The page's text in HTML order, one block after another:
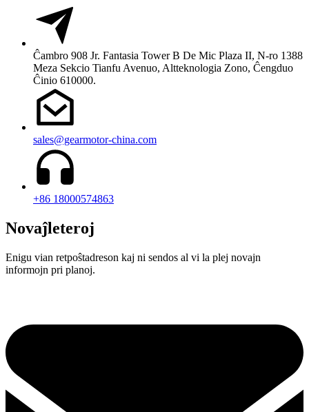
Ĉambro 908 Jr. Fantasia Tower B De Mic Plaza II, N-ro 1388
Meza Sekcio Tianfu Avenuo, Altteknologia Zono, Ĉengduo
Ĉinio 610000.
sales@gearmotor-china.com
+86 18000574863
Novaĵleteroj
Enigu vian retpoŝtadreson kaj ni sendos al vi la plej novajn
informojn pri planoj.